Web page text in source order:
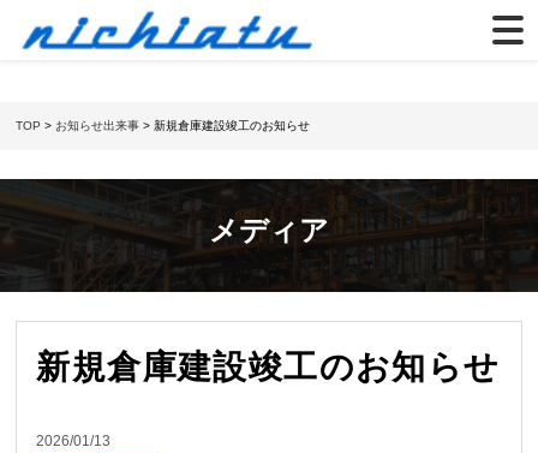
TOP > お知らせ出来事 > 新規倉庫建設竣工のお知らせ
メディア
新規倉庫建設竣工のお知らせ
2026/01/13